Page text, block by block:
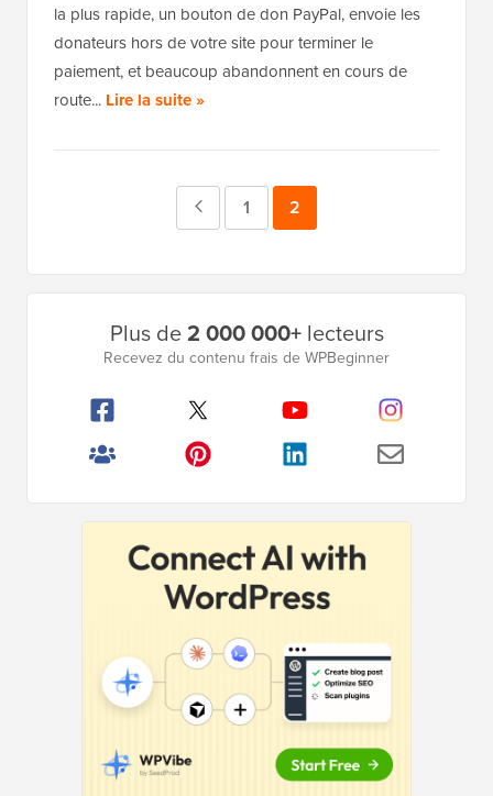
la plus rapide, un bouton de don PayPal, envoie les
donateurs hors de votre site pour terminer le
paiement, et beaucoup abandonnent en cours de
route... Lire la suite »
PagePage
1 Page
2
Plus de2 000 000+lecteurs
Recevez du contenu frais de WPBeginner